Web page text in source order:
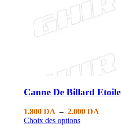
Canne De Billard Etoile
1.800 DA – 2.000 DA
Choix des options